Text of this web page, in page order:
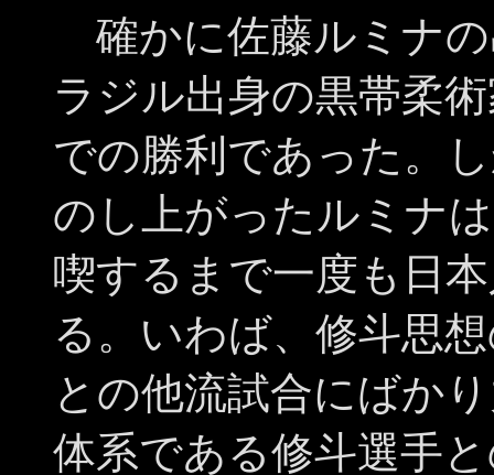
確かに佐藤ルミナ
ラジル出身の黒帯柔
での勝利であった。
のし上がったルミナ
喫するまで一度も日
る。いわば、修斗思
との他流試合にばか
体系である修斗選手